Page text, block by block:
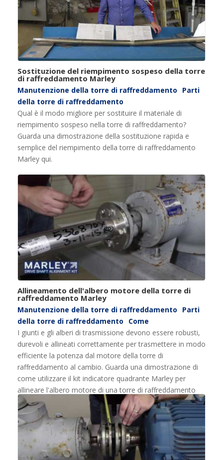
Sostituzione del riempimento sospeso della torre
di raffreddamento Marley
Manutenzione della torre di raffreddamento
Parti
della torre di raffreddamento
Qual è il modo migliore per sostituire il materiale di
riempimento sospeso nella torre di raffreddamento?
Guarda una dimostrazione della sostituzione rapida e
semplice del riempimento della torre di raffreddamento
Marley qui.
Allineamento dell'albero motore della torre di
raffreddamento Marley
Manutenzione della torre di raffreddamento
Parti
della torre di raffreddamento
Come
I giunti e gli alberi di trasmissione devono essere robusti,
durevoli e allineati correttamente per trasmettere in modo
efficiente la potenza dal motore della torre di
raffreddamento al cambio. Guarda una dimostrazione di
come utilizzare il kit indicatore quadrante Marley per
allineare l'albero motore di una torre di raffreddamento
Marley qui: